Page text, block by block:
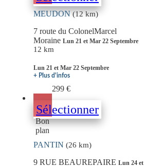
MEUDON(12 km)
7 route du ColonelMarcel
Moraine Lun 21 et Mar 22 Septembre
12 km
Lun 21 et Mar 22 Septembre
+ Plus d'infos
299 €
Sélectionner
Bon
plan
PANTIN (26 km)
9 RUE BEAUREPAIRE Lun 24 et